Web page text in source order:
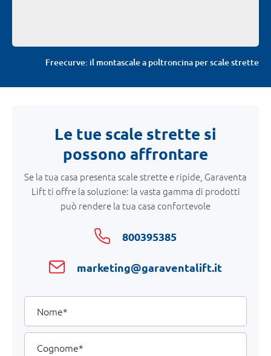
Freecurve: il montascale a poltroncina per scale strette
Le tue scale strette si
possono affrontare
Se la tua casa presenta scale strette e ripide, Garaventa
Lift ti offre la soluzione: la vasta gamma di prodotti
può rendere la tua casa confortevole
800395385
marketing@garaventalift.it
I
tuoi
dati
Nome
Cognome